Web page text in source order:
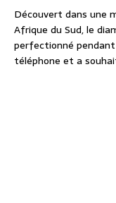
Découvert dans une
Afrique du Sud, le
perfectionné pendant
téléphone et a